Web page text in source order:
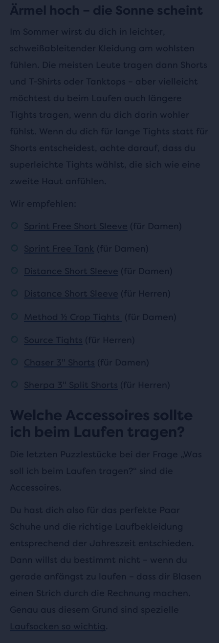
Ärmel hoch – die Sonne scheint
Im Sommer wirst du dich in leichter,
schweißableitender Kleidung am wohlsten
fühlen. Die meisten Leute tragen dann Shorts
und T-Shirts oder Tanktops – aber vielleicht
möchtest du beim Laufen auch längere
Tights tragen, wenn du dich darin wohler
fühlst. Wenn du dich für lange Tights statt für
Shorts entscheidest, achte darauf, dass du
superleichte Tights wählst, die sich wie eine
zweite Haut anfühlen.
Wir empfehlen:
Sprint Free Short Sleeve (für Damen)
Sprint Free Tank (für Damen)
Distance Short Sleeve (für Damen)
Distance Short Sleeve (für Herren)
Method ½ Crop Tights (für Damen)
Source Tights (für Herren)
Chaser 3" Shorts (für Damen)
Sherpa 3" Split Shorts (für Herren)
Welche Accessoires sollte
ich beim Laufen tragen?
Die letzten Puzzlestücke bei der Frage „Was
soll ich beim Laufen tragen?“ sind die
Accessoires.
Du hast dich also für das perfekte Paar
Schuhe und die richtige Laufbekleidung
entsprechend der Jahreszeit entschieden.
Dann willst du bestimmt nicht – wenn du
gerade anfängst zu laufen – dass dir Blasen
einen Strich durch die Rechnung machen.
Genau aus diesem Grund sind spezielle
Laufsocken so wichtig.